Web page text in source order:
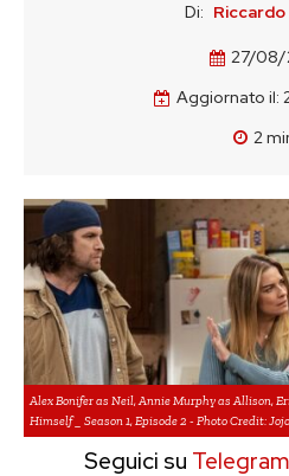
Di:
27/08/
Aggiornato il:
2
Alex Bonifer as Neil, Annie Murphy as Allison,
Himself _ Season 1, Episode 2 - Photo Credit:
Seguici su Telegram